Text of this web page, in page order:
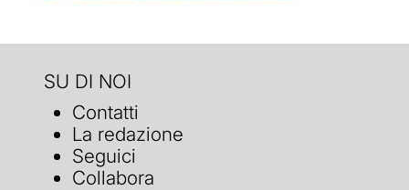
SU DI NOI
Contatti
La redazione
Seguici
Collabora